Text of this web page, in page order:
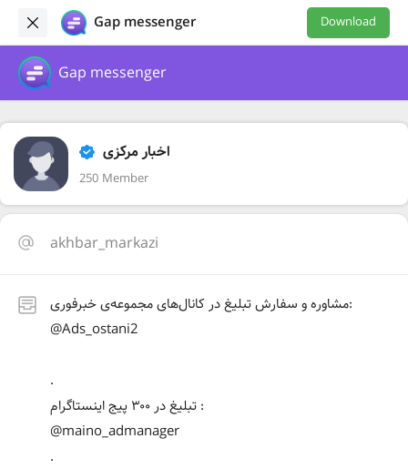
Gap messenger Download
Gap messenger
اخبار مرکزی
250 Member
akhbar_markazi
مشاوره و سفارش تبلیغ در کانال‌های مجموعه‌ی خبرفوری:
@Ads_ostani2
.
تبلیغ در ۳۰۰ پیج اینستاگرام :
@maino_admanager
.